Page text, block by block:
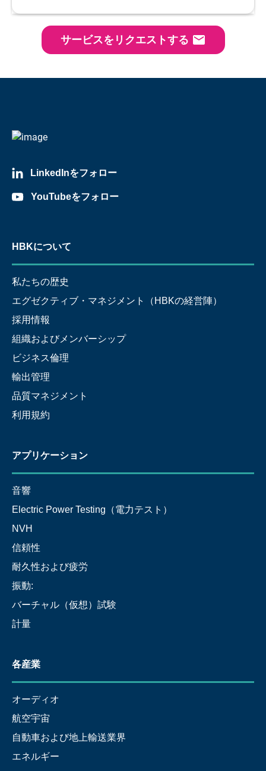
サービスをリクエストする email
LinkedInをフォロー
YouTubeをフォロー
HBKについて
私たちの歴史
エグゼクティブ・マネジメント（HBKの経営陣）
採用情報
組織およびメンバーシップ
ビジネス倫理
輸出管理
品質マネジメント
利用規約
アプリケーション
音響
Electric Power Testing（電力テスト）
NVH
信頼性
耐久性および疲労
振動:
バーチャル（仮想）試験
計量
各産業
オーディオ
航空宇宙
自動車および地上輸送業界
エネルギー